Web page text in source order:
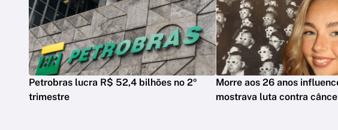
Petrobras lucra R$ 52,4 bilhões no 2º
trimestre
Morre aos 26 anos
mostrava luta contra